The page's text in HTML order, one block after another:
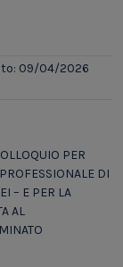
09/04/2026
PER
DI
– E PER LA
AL